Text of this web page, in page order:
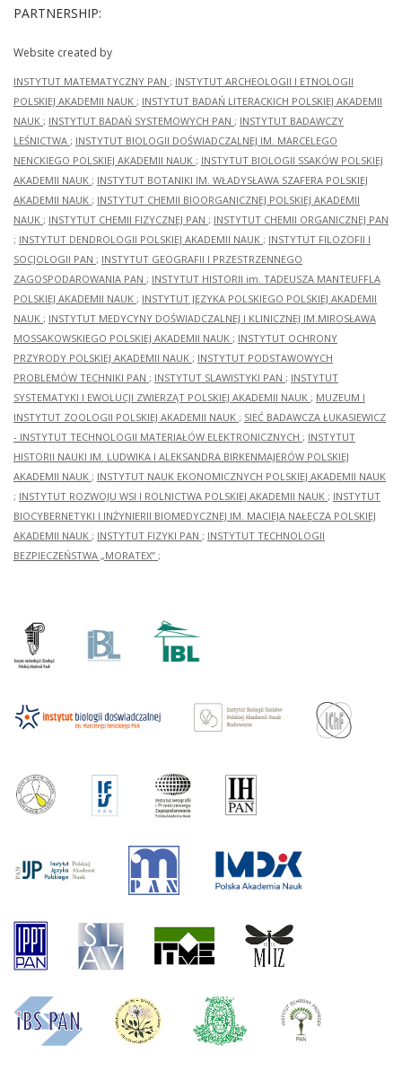
PARTNERSHIP:
Website created by
INSTYTUT MATEMATYCZNY PAN ; INSTYTUT ARCHEOLOGII I ETNOLOGII
POLSKIEJ AKADEMII NAUK ; INSTYTUT BADAŃ LITERACKICH POLSKIEJ AKADEMII
NAUK ; INSTYTUT BADAŃ SYSTEMOWYCH PAN ; INSTYTUT BADAWCZY
LEŚNICTWA ; INSTYTUT BIOLOGII DOŚWIADCZALNEJ IM. MARCELEGO
NENCKIEGO POLSKIEJ AKADEMII NAUK ; INSTYTUT BIOLOGII SSAKÓW POLSKIEJ
AKADEMII NAUK ; INSTYTUT BOTANIKI IM. WŁADYSŁAWA SZAFERA POLSKIEJ
AKADEMII NAUK ; INSTYTUT CHEMII BIOORGANICZNEJ POLSKIEJ AKADEMII
NAUK ; INSTYTUT CHEMII FIZYCZNEJ PAN ; INSTYTUT CHEMII ORGANICZNEJ PAN
; INSTYTUT DENDROLOGII POLSKIEJ AKADEMII NAUK ; INSTYTUT FILOZOFII I
SOCJOLOGII PAN ; INSTYTUT GEOGRAFII I PRZESTRZENNEGO
ZAGOSPODAROWANIA PAN ; INSTYTUT HISTORII im. TADEUSZA MANTEUFFLA
POLSKIEJ AKADEMII NAUK ; INSTYTUT JĘZYKA POLSKIEGO POLSKIEJ AKADEMII
NAUK ; INSTYTUT MEDYCYNY DOŚWIADCZALNEJ I KLINICZNEJ IM.MIROSŁAWA
MOSSAKOWSKIEGO POLSKIEJ AKADEMII NAUK ; INSTYTUT OCHRONY
PRZYRODY POLSKIEJ AKADEMII NAUK ; INSTYTUT PODSTAWOWYCH
PROBLEMÓW TECHNIKI PAN ; INSTYTUT SLAWISTYKI PAN ; INSTYTUT
SYSTEMATYKI I EWOLUCJI ZWIERZĄT POLSKIEJ AKADEMII NAUK ; MUZEUM I
INSTYTUT ZOOLOGII POLSKIEJ AKADEMII NAUK ; SIEĆ BADAWCZA ŁUKASIEWICZ
- INSTYTUT TECHNOLOGII MATERIAŁÓW ELEKTRONICZNYCH ; INSTYTUT
HISTORII NAUKI IM. LUDWIKA I ALEKSANDRA BIRKENMAJERÓW POLSKIEJ
AKADEMII NAUK ; INSTYTUT NAUK EKONOMICZNYCH POLSKIEJ AKADEMII NAUK
; INSTYTUT ROZWOJU WSI I ROLNICTWA POLSKIEJ AKADEMII NAUK ; INSTYTUT
BIOCYBERNETYKI I INŻYNIERII BIOMEDYCZNEJ IM. MACIEJA NAŁĘCZA POLSKIEJ
AKADEMII NAUK ; INSTYTUT FIZYKI PAN ; INSTYTUT TECHNOLOGII
BEZPIECZEŃSTWA „MORATEX” ;